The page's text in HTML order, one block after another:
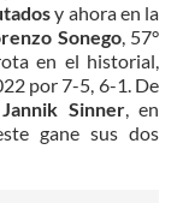
y ahora en la
Sonego, 57°
en el historial,
por 7-5, 6-1. De
Jannik Sinner, en
gane sus dos